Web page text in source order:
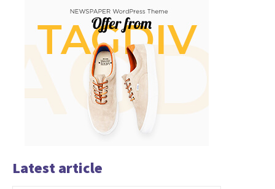
Latest article